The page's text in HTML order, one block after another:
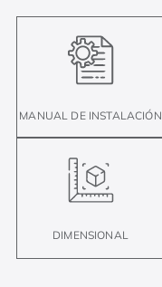
MANUAL DE INSTALACIÓN
DIMENSIONAL